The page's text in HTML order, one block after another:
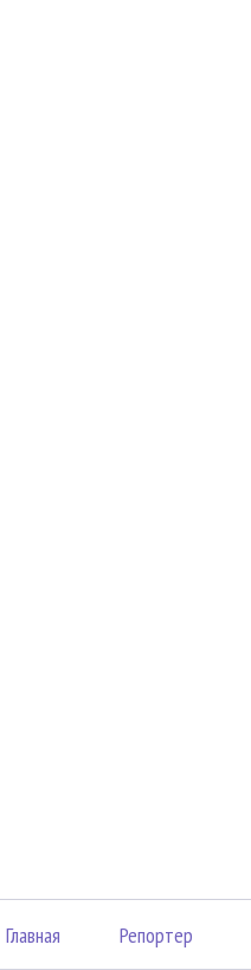
Главная Репортер